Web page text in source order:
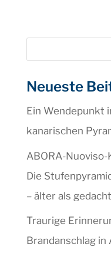
Neueste
Ein Wendepunkt
kanarischen
ABORA-Nuoviso-
Die
– älter als
Traurige
Brandanschlag in